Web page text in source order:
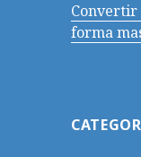
Convertir
forma